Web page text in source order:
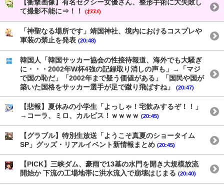
【衝撃画像】有名セクシー女優さん、整形手術に大失敗し
て撮影不能に⇒！！
(ｵﾇﾇﾒ)
「神聖なる場所です」靖国神社、境内におけるコスプレや
軍装の禁止を発表 (20:48)
韓国人「韓国サッカー協会の性接待報道、海外でも大騒ぎ
に・・・2002年W杯4強の記録取り消しの声も」→「マジ
で国の恥だ」「2002年まで疑う価値がある」「国民や国が
築いた国格をサッカー選手が足で蹴り飛ばすね」
(20:47)
【悲報】夏休みの小学生「よっしゃ！宅飲みするぞ！！」
→コーラ、ミロ、カルピス！ｗｗｗｗ (20:45)
【グラブル】特別生放送「ようこそ真夏のショータイム
SP」グッズ・リアルイベント新情報まとめ (20:45)
【PICK】三峡ダム、豪雨で13基の水門を開き大規模放流
開始か 下流の工場地帯に洪水流入で崩壊はじまる (20:40)